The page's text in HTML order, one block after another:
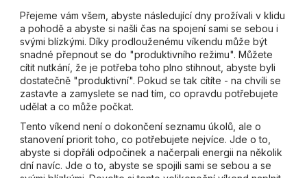
Přejeme vám všem, abyste následující dny prožívali v klidu
a pohodě a abyste si našli čas na spojení sami se sebou i
svými blízkými. Díky prodlouženému víkendu může být
snadné přepnout se do "produktivního režimu". Můžete
cítit nutkání, že je potřeba toho plno stihnout, abyste byli
dostatečně "produktivní". Pokud se tak cítíte - na chvíli se
zastavte a zamyslete se nad tím, co opravdu potřebujete
udělat a co může počkat.
Tento víkend není o dokončení seznamu úkolů, ale o
stanovení priorit toho, co potřebujete nejvíce. Jde o to,
abyste si dopřáli odpočinek a načerpali energii na několik
dní navíc. Jde o to, abyste se spojili sami se sebou a se